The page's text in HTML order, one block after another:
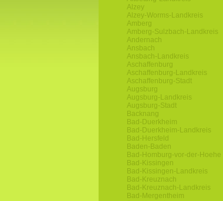
Alzey
Alzey-Worms-Landkreis
Amberg
Amberg-Sulzbach-Landkreis
Andernach
Ansbach
Ansbach-Landkreis
Aschaffenburg
Aschaffenburg-Landkreis
Aschaffenburg-Stadt
Augsburg
Augsburg-Landkreis
Augsburg-Stadt
Backnang
Bad-Duerkheim
Bad-Duerkheim-Landkreis
Bad-Hersfeld
Baden-Baden
Bad-Homburg-vor-der-Hoehe
Bad-Kissingen
Bad-Kissingen-Landkreis
Bad-Kreuznach
Bad-Kreuznach-Landkreis
Bad-Mergentheim